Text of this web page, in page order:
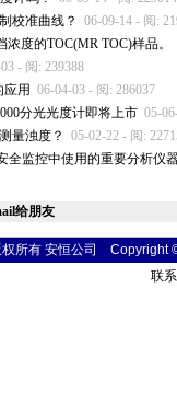
校准曲线？
06-09-14 - 阅:
度的TOC(MR TOC)样品。
- 阅: 239388
应用 06-04-03 - 阅: 286037
分光光度计即将上市 05-
量浊度？
05-02-22 - 阅:
全监控中使用的重要分析仪
给朋友
权所有 安恒公司 Copyright
联